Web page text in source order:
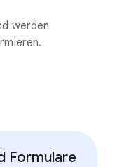
werden
Formulare